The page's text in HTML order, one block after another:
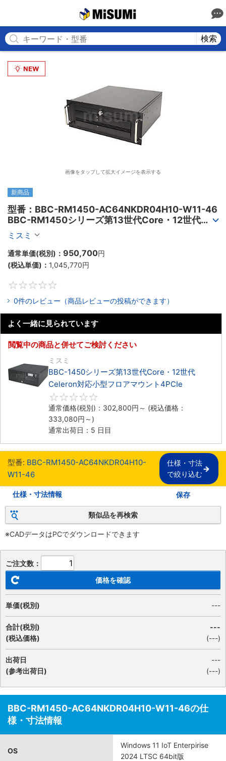
検索
画像をタップして拡大イメージを表示する
新商品
型番：BBC-RM1450-AC64NKDR04H10-W11-46
BBC-RM1450シリーズ第13世代Core・12世代
Celeron対応ラックマウント4PCIe
ミスミ
通常単価(税別)： 950,700円
(税込単価)： 1,045,770円
0件のレビュー（商品レビューの投稿ができます）
よく一緒に見られています
閲覧中の商品と併せてご検討ください
ミスミ
BBC-1450シリーズ第13世代Core・12世代
Celeron対応小型フロアマウント4PCIe
通常価格(税別)： 302,800円 ～ (税込価格：
333,080円 ～)
通常出荷日：5 日目
型番: BBC-RM1450-AC64NKDR04H10-
W11-46
仕様・寸法
で絞り込む
仕様・寸法情報 保存
類似品を再検索
※CADデータはPCでダウンロードできます
ご注文数：
価格を確認
単価(税別) ---
合計(税別)
(税込価格)
---
(---)
出荷日
(参考出荷日)
---
(---)
BBC-RM1450-AC64NKDR04H10-W11-46の仕
様・寸法情報
OS
Windows 11 IoT Enterpirise
2024 LTSC 64bit版